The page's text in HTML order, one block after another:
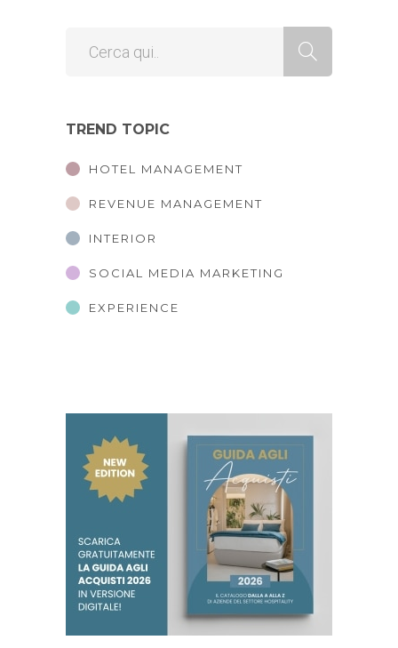
TREND TOPIC
HOTEL MANAGEMENT
REVENUE MANAGEMENT
INTERIOR
SOCIAL MEDIA MARKETING
EXPERIENCE